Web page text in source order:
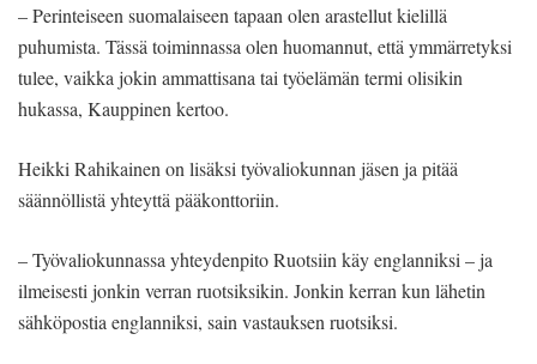
– Perinteiseen suomalaiseen tapaan olen arastellut kielillä
puhumista. Tässä toiminnassa olen huomannut, että ymmärretyksi
tulee, vaikka jokin ammattisana tai työelämän termi olisikin
hukassa, Kauppinen kertoo.
Heikki Rahikainen on lisäksi työvaliokunnan jäsen ja pitää
säännöllistä yhteyttä pääkonttoriin.
– Työvaliokunnassa yhteydenpito Ruotsiin käy englanniksi – ja
ilmeisesti jonkin verran ruotsiksikin. Jonkin kerran kun lähetin
sähköpostia englanniksi, sain vastauksen ruotsiksi.